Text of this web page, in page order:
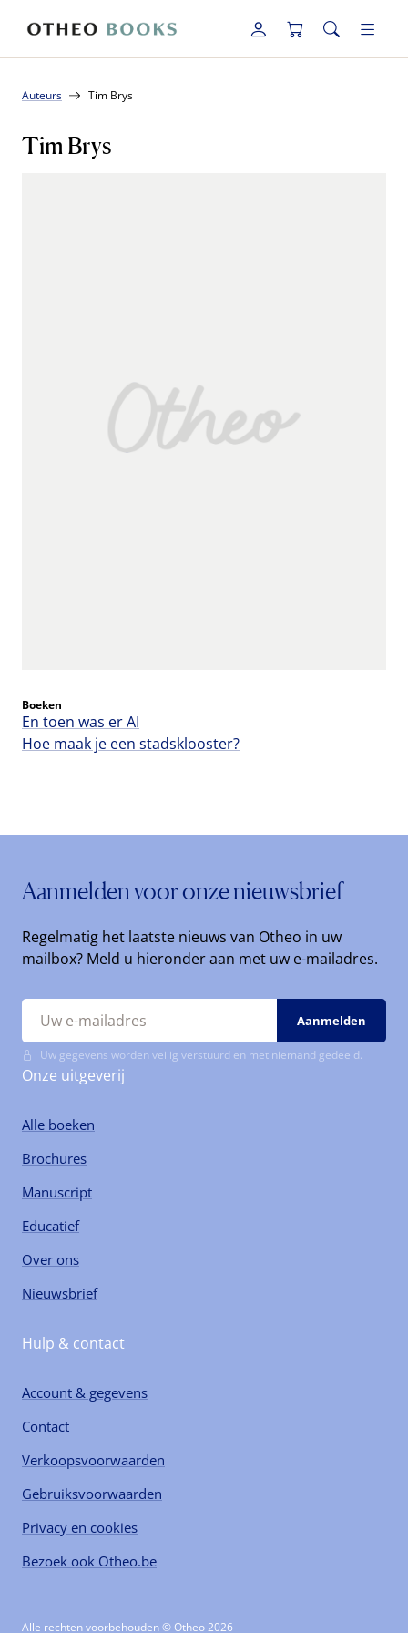
Auteurs Tim Brys
Tim Brys
Boeken
En toen was er AI
Hoe maak je een stadsklooster?
Aanmelden voor onze nieuwsbrief
Regelmatig het laatste nieuws van Otheo in uw
mailbox? Meld u hieronder aan met uw e-mailadres.
Uw gegevens worden veilig verstuurd en met niemand gedeeld.
Onze uitgeverij
Alle boeken
Brochures
Manuscript
Educatief
Over ons
Nieuwsbrief
Hulp & contact
Account & gegevens
Contact
Verkoopsvoorwaarden
Gebruiksvoorwaarden
Privacy en cookies
Bezoek ook Otheo.be
Alle rechten voorbehouden © Otheo 2026